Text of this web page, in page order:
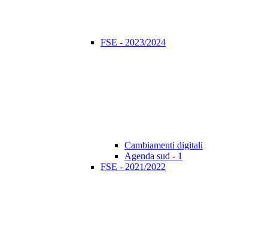
FSE - 2023/2024
Cambiamenti digitali
Agenda sud - 1
FSE - 2021/2022